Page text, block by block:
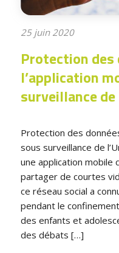
25 juin 2020
Protection des
l’application
surveillance de
Protection des
sous surveillance de
une application
partager de courtes
ce réseau social a
pendant le
des enfants et
des débats […]